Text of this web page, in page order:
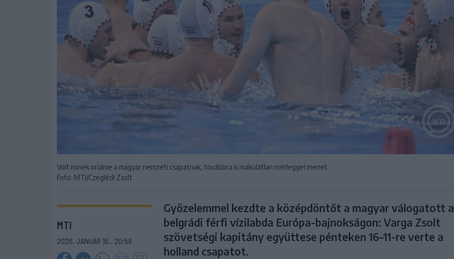
Volt minek örülnie a magyar nemzeti csapatnak, továbbra is makulátlan mérleggel menet
Fotó: MTI/Czeglédi Zsolt
MTI
2026. JANUÁR 16., 20:59
Győzelemmel kezdte a középdöntőt a magyar válogatott a
belgrádi férfi vízilabda Európa-bajnokságon: Varga Zsolt
szövetségi kapitány együttese pénteken 16–11-re verte a
holland csapatot.